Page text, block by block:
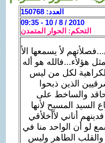
العدد: 150768
2010 / 8 / 10 - 09:35
التحكم: الحوار المتمدن
لأ يسمعها الأ
هؤلأء...فالله هو أله
لكل من ليس
الذين ذبحوا
والساخط على
السيد المسيح لأنها
أناني لأأخلأقي
لو أن الواحد منا في
الطاهر وليس